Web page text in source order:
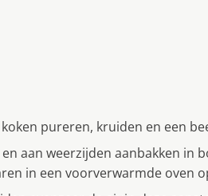
pureren, kruiden en een
aan weerzijden aanbakken in
in een voorverwarmde oven